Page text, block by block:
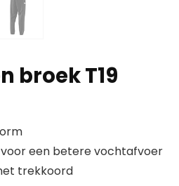
broek T19
een betere vochtafvoer
trekkoord